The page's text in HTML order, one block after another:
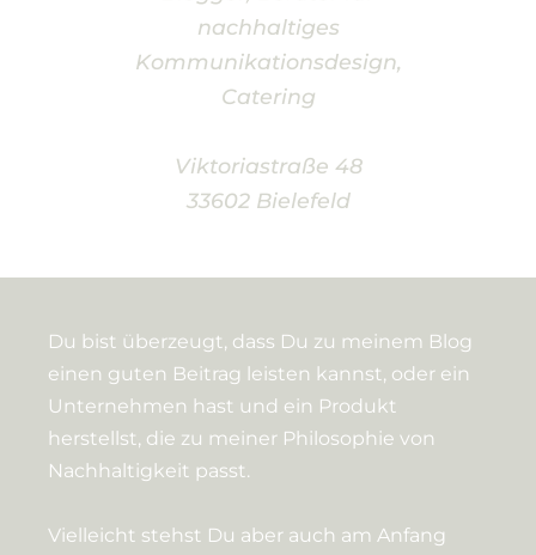
nachhaltiges
Kommunikationsdesign,
Catering
Viktoriastraße 48
33602 Bielefeld
Du bist überzeugt, dass Du zu meinem Blog
einen guten Beitrag leisten kannst, oder ein
Unternehmen hast und ein Produkt
herstellst, die zu meiner Philosophie von
Nachhaltigkeit passt.
Vielleicht stehst Du aber auch am Anfang